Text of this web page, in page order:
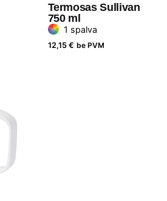
Termosas Sullivan
750 ml
1 spalva
12,15 € be PVM